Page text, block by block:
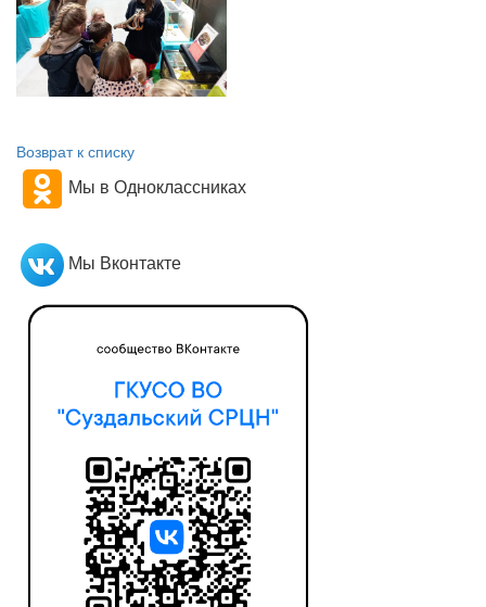
Возврат к списку
Мы в Одноклассниках
Мы Вконтакте